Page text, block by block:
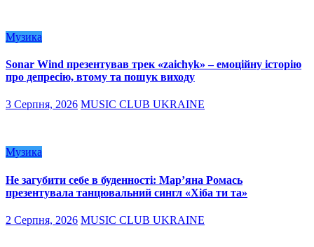
Музика
Sonar Wind презентував трек «zaichyk» – емоційну історію
про депресію, втому та пошук виходу
3 Серпня, 2026 MUSIC CLUB UKRAINE
Музика
Не загубити себе в буденності: Мар’яна Ромась
презентувала танцювальний сингл «Хіба ти та»
2 Серпня, 2026 MUSIC CLUB UKRAINE